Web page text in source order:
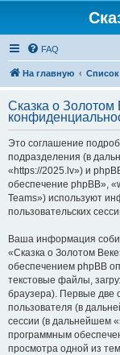
FAQ
На главную
Сказка о
Это соглашение
подразделения (в
«https://2025.lv») и
обеспечение phpBB»,
Teams») используют
пользовательских
Ваша информация
«Сказка о Золотом
обеспечением phpBB
текстовые файлы,
браузера). Первые две
пользователя (в
сессии (в дальнейшем
программным
просмотра одной из